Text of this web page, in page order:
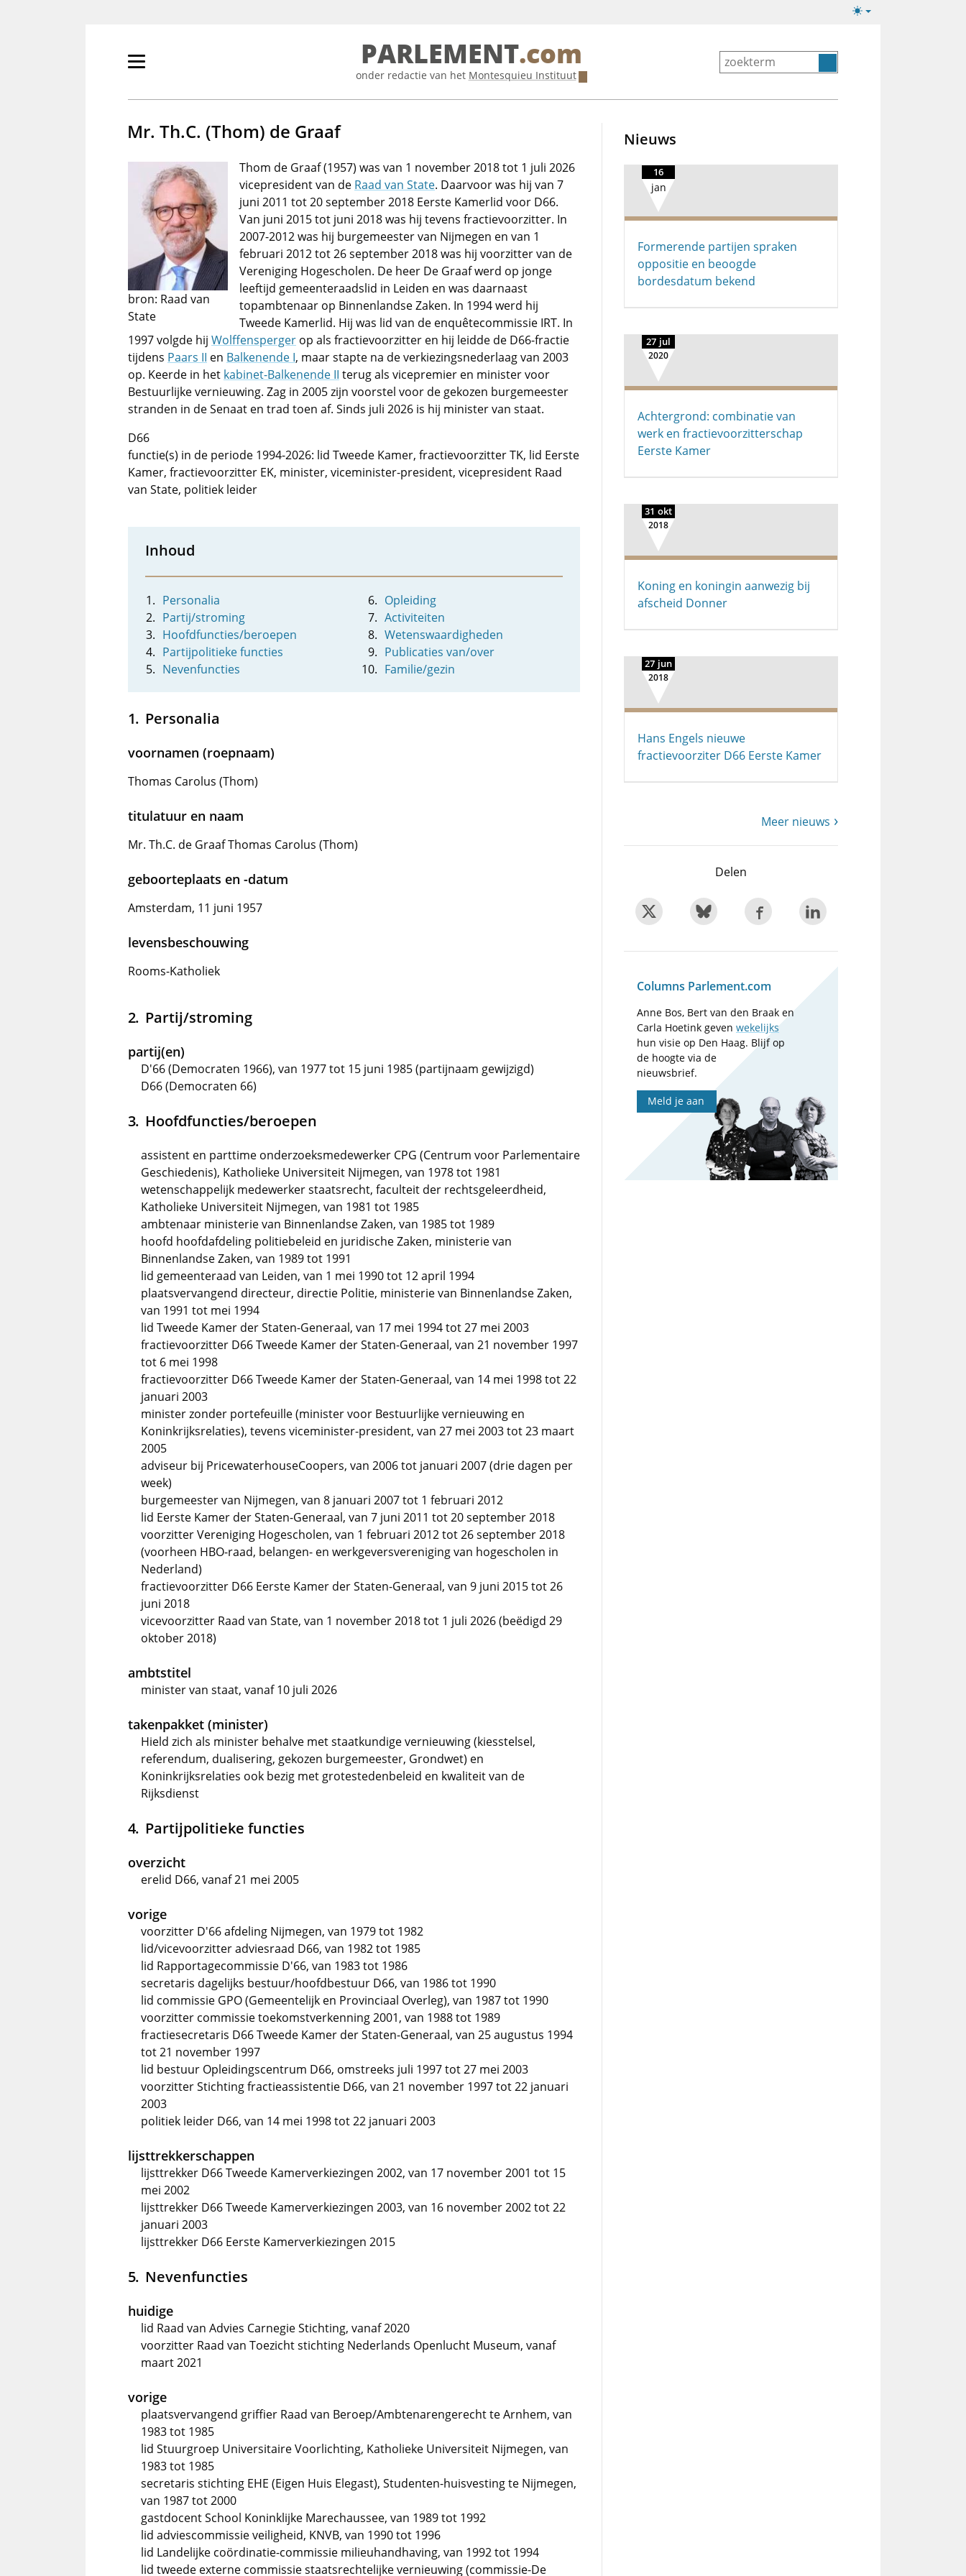
Lichte/donkere
Primair
tonen/verbergen
PARLEMENT.com
onder redactie van het Montesquieu Instituut
Mr. Th.C. (Thom) de Graaf
bron: Raad van
State
Thom de Graaf (1957) was van 1 november 2018 tot 1 juli 2026
vicepresident van de Raad van State. Daarvoor was hij van 7
juni 2011 tot 20 september 2018 Eerste Kamerlid voor D66.
Van juni 2015 tot juni 2018 was hij tevens fractievoorzitter. In
2007-2012 was hij burgemeester van Nijmegen en van 1
februari 2012 tot 26 september 2018 was hij voorzitter van de
Vereniging Hogescholen. De heer De Graaf werd op jonge
leeftijd gemeenteraadslid in Leiden en was daarnaast
topambtenaar op Binnenlandse Zaken. In 1994 werd hij
Tweede Kamerlid. Hij was lid van de enquêtecommissie IRT. In
1997 volgde hij Wolffensperger op als fractievoorzitter en hij leidde de D66-fractie
tijdens Paars II en Balkenende I, maar stapte na de verkiezingsnederlaag van 2003
op. Keerde in het kabinet-Balkenende II terug als vicepremier en minister voor
Bestuurlijke vernieuwing. Zag in 2005 zijn voorstel voor de gekozen burgemeester
stranden in de Senaat en trad toen af. Sinds juli 2026 is hij minister van staat.
D66
functie(s) in de periode 1994-2026: lid Tweede Kamer, fractievoorzitter TK, lid Eerste
Kamer, fractievoorzitter EK, minister, viceminister-president, vicepresident Raad
van State, politiek leider
Inhoud
Personalia
Partij/stroming
Hoofdfuncties/beroepen
Partijpolitieke functies
Nevenfuncties
Opleiding
Activiteiten
Wetenswaardigheden
Publicaties van/over
Familie/gezin
Personalia
voornamen (roepnaam)
Thomas Carolus (Thom)
titulatuur en naam
Mr. Th.C. de Graaf Thomas Carolus (Thom)
geboorteplaats en -datum
Amsterdam, 11 juni 1957
levensbeschouwing
Rooms-Katholiek
Partij/stroming
partij(en)
D'66 (Democraten 1966), van 1977 tot 15 juni 1985 (partijnaam gewijzigd)
D66 (Democraten 66)
Hoofdfuncties/beroepen
assistent en parttime onderzoeksmedewerker CPG (Centrum voor Parlementaire
Geschiedenis), Katholieke Universiteit Nijmegen, van 1978 tot 1981
wetenschappelijk medewerker staatsrecht, faculteit der rechtsgeleerdheid,
Katholieke Universiteit Nijmegen, van 1981 tot 1985
ambtenaar ministerie van Binnenlandse Zaken, van 1985 tot 1989
hoofd hoofdafdeling politiebeleid en juridische Zaken, ministerie van
Binnenlandse Zaken, van 1989 tot 1991
lid gemeenteraad van Leiden, van 1 mei 1990 tot 12 april 1994
plaatsvervangend directeur, directie Politie, ministerie van Binnenlandse Zaken,
van 1991 tot mei 1994
lid Tweede Kamer der Staten-Generaal, van 17 mei 1994 tot 27 mei 2003
fractievoorzitter D66 Tweede Kamer der Staten-Generaal, van 21 november 1997
tot 6 mei 1998
fractievoorzitter D66 Tweede Kamer der Staten-Generaal, van 14 mei 1998 tot 22
januari 2003
minister zonder portefeuille (minister voor Bestuurlijke vernieuwing en
Koninkrijksrelaties), tevens viceminister-president, van 27 mei 2003 tot 23 maart
2005
adviseur bij PricewaterhouseCoopers, van 2006 tot januari 2007 (drie dagen per
week)
burgemeester van Nijmegen, van 8 januari 2007 tot 1 februari 2012
lid Eerste Kamer der Staten-Generaal, van 7 juni 2011 tot 20 september 2018
voorzitter Vereniging Hogescholen, van 1 februari 2012 tot 26 september 2018
(voorheen HBO-raad, belangen- en werkgeversvereniging van hogescholen in
Nederland)
fractievoorzitter D66 Eerste Kamer der Staten-Generaal, van 9 juni 2015 tot 26
juni 2018
vicevoorzitter Raad van State, van 1 november 2018 tot 1 juli 2026 (beëdigd 29
oktober 2018)
ambtstitel
minister van staat, vanaf 10 juli 2026
takenpakket (minister)
Hield zich als minister behalve met staatkundige vernieuwing (kiesstelsel,
referendum, dualisering, gekozen burgemeester, Grondwet) en
Koninkrijksrelaties ook bezig met grotestedenbeleid en kwaliteit van de
Rijksdienst
Partijpolitieke functies
overzicht
erelid D66, vanaf 21 mei 2005
vorige
voorzitter D'66 afdeling Nijmegen, van 1979 tot 1982
lid/vicevoorzitter adviesraad D66, van 1982 tot 1985
lid Rapportagecommissie D'66, van 1983 tot 1986
secretaris dagelijks bestuur/hoofdbestuur D66, van 1986 tot 1990
lid commissie GPO (Gemeentelijk en Provinciaal Overleg), van 1987 tot 1990
voorzitter commissie toekomstverkenning 2001, van 1988 tot 1989
fractiesecretaris D66 Tweede Kamer der Staten-Generaal, van 25 augustus 1994
tot 21 november 1997
lid bestuur Opleidingscentrum D66, omstreeks juli 1997 tot 27 mei 2003
voorzitter Stichting fractieassistentie D66, van 21 november 1997 tot 22 januari
2003
politiek leider D66, van 14 mei 1998 tot 22 januari 2003
lijsttrekkerschappen
lijsttrekker D66 Tweede Kamerverkiezingen 2002, van 17 november 2001 tot 15
mei 2002
lijsttrekker D66 Tweede Kamerverkiezingen 2003, van 16 november 2002 tot 22
januari 2003
lijsttrekker D66 Eerste Kamerverkiezingen 2015
Nevenfuncties
huidige
lid Raad van Advies Carnegie Stichting, vanaf 2020
voorzitter Raad van Toezicht stichting Nederlands Openlucht Museum, vanaf
maart 2021
vorige
plaatsvervangend griffier Raad van Beroep/Ambtenarengerecht te Arnhem, van
1983 tot 1985
lid Stuurgroep Universitaire Voorlichting, Katholieke Universiteit Nijmegen, van
1983 tot 1985
secretaris stichting EHE (Eigen Huis Elegast), Studenten-huisvesting te Nijmegen,
van 1987 tot 2000
gastdocent School Koninklijke Marechaussee, van 1989 tot 1992
lid adviescommissie veiligheid, KNVB, van 1990 tot 1996
lid Landelijke coördinatie-commissie milieuhandhaving, van 1992 tot 1994
lid tweede externe commissie staatsrechtelijke vernieuwing (commissie-De
Nieuws
16
jan
Formerende partijen spraken
oppositie en beoogde
bordesdatum bekend
27 jul
2020
Achtergrond: combinatie van
werk en fractievoorzitterschap
Eerste Kamer
31 okt
2018
Koning en koningin aanwezig bij
afscheid Donner
27 jun
2018
Hans Engels nieuwe
fractievoorziter D66 Eerste Kamer
Meer nieuws
Delen
Columns Parlement.com
Anne Bos, Bert van den Braak en
Carla Hoetink gevenwekelijks
hun visie op Den Haag. Blijf op
de hoogte via de
nieuwsbrief.
Meld je aan